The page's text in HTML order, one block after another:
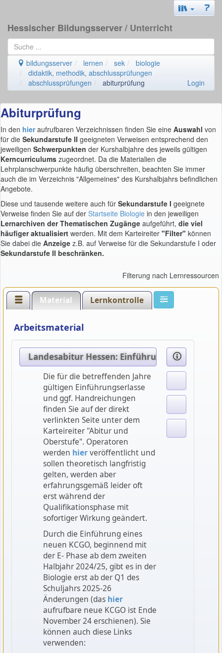
Hessischer Bildungsserver/ Unterricht
bildungsserver lernen sek
biologie
didaktik, methodik, abschlussprüfungen
abschlussprüfungen
abiturprüfung Login
Abiturprüfung
In den hieraufrufbaren Verzeichnissen finden Sie eine Auswahl von
für die Sekundarstufe II geeigneten Verweisen entsprechend den
jeweiligen Schwerpunkten der Kurshalbjahre des jeweils gültigen
Kerncurriculums zugeordnet. Da die Materialien die
Lehrplanschwerpunkte häufig überschreiten, beachten Sie immer
auch die im Verzeichnis "Allgemeines" des Kurshalbjahrs befindlichen
Angebote.
Diese und tausende weitere auch für Sekundarstufe I geeignete
Verweise finden Sie auf der Startseite Biologie in den jeweiligen
Lernarchiven der Thematischen Zugänge aufgeführt, die viel
häufiger aktualisiert werden. Mit dem Karteireiter "Filter" können
Sie dabei die Anzeige z.B. auf Verweise für die Sekundarstufe I oder
Sekundarstufe II beschränken.
Filterung nach Lernressourcen
Material Lernkontrolle
Arbeitsmaterial
Landesabitur Hessen: Einführungserlasse,
Die für die betreffenden Jahre
gültigen Einführungserlasse
und ggf. Handreichungen
finden Sie auf der direkt
verlinkten Seite unter dem
Karteireiter "Abitur und
Oberstufe". Operatoren
werden hier veröffentlicht und
sollen theoretisch langfristig
gelten, werden aber
erfahrungsgemäß leider oft
erst während der
Qualifikationsphase mit
sofortiger Wirkung geändert.
Durch die Einführung eines
neuen KCGO, beginnend mit
der E- Phase ab dem zweiten
Halbjahr 2024/25, gibt es in der
Biologie erst ab der Q1 des
Schuljahrs 2025-26
Änderungen (das hier
aufrufbare neue KCGO ist Ende
November 24 erschienen). Sie
können auch diese Links
verwenden: